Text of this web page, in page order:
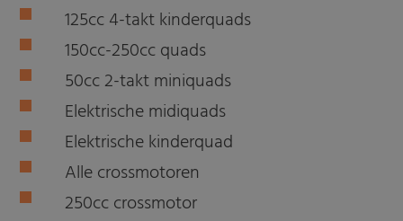
125cc 4-takt kinderquads
150cc-250cc quads
50cc 2-takt miniquads
Elektrische midiquads
Elektrische kinderquad
Alle crossmotoren
250cc crossmotor